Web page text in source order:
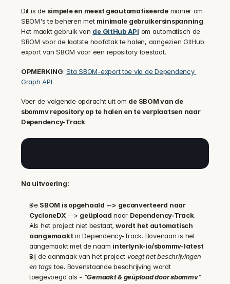
Dit is de simpele en meest geautomatiseerde manier om
SBOM's te beheren met minimale gebruikersinspanning.
Het maakt gebruik van de GitHub API om automatisch de
SBOM voor de laatste hoofdtak te halen, aangezien GitHub
export van SBOM voor een repository toestaat.
OPMERKING: Sta SBOM-export toe via de Dependency
Graph API
Voer de volgende opdracht uit om de SBOM van de
sbommv repository op te halen en te verplaatsen naar
Dependency-Track:
Na uitvoering:
De SBOM is opgehaald --> geconverteerd naar
CycloneDX --> geüpload naar Dependency-Track.
Als het project niet bestaat, wordt het automatisch
aangemaakt in Dependency-Track. Bovenaan is het
aangemaakt met de naam interlynk-io/sbommv-latest
Bij de aanmaak van het project voegt het beschrijvingen
en tags toe. Bovenstaande beschrijving wordt
toegevoegd als - "Gemaakt & geüpload door sbommv "